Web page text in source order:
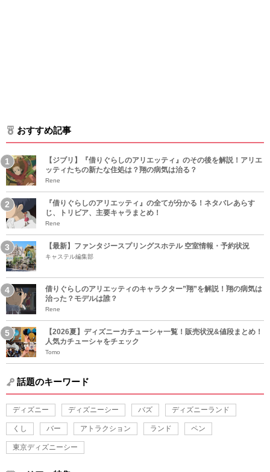
おすすめ記事
【ジブリ】『借りぐらしのアリエッティ』のその後を解説！アリエ
ッティたちの新たな住処は？翔の病気は治る？
Rene
『借りぐらしのアリエッティ』の全てが分かる！ネタバレあらす
じ、トリビア、主要キャラまとめ！
Rene
【最新】ファンタジースプリングスホテル 空室情報・予約状況
キャステル編集部
借りぐらしのアリエッティのキャラクター”翔”を解説！翔の病気は
治った？モデルは誰？
Rene
【2026夏】ディズニーカチューシャ一覧！販売状況&値段まとめ！
人気カチューシャをチェック
Tomo
話題のキーワード
ディズニー ディズニーシー バズ ディズニーランド
くし バー アトラクション ランド ペン
東京ディズニーシー